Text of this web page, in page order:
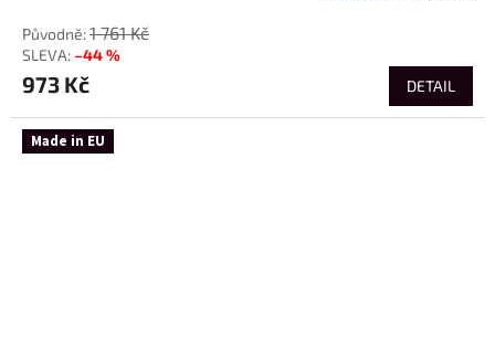
1 761 Kč
–44 %
973 Kč DETAIL
Made in EU